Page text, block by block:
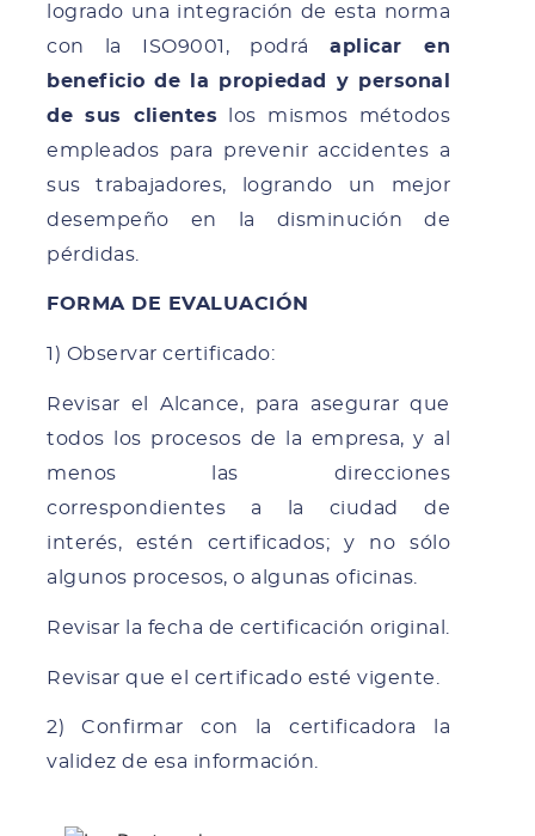
logrado una integración de esta norma
con la ISO9001, podráaplicar en
beneficio de la propiedad y personal
de sus clientes los mismos métodos
empleados para prevenir accidentes a
sus trabajadores, logrando un mejor
desempeño en la disminución de
pérdidas.
FORMA DE EVALUACIÓN
1) Observar certificado:
Revisar el Alcance, para asegurar que
todos los procesos de la empresa, y al
menos las direcciones
correspondientes a la ciudad de
interés, estén certificados; y no sólo
algunos procesos, o algunas oficinas.
Revisar la fecha de certificación original.
Revisar que el certificado esté vigente.
2) Confirmar con la certificadora la
validez de esa información.